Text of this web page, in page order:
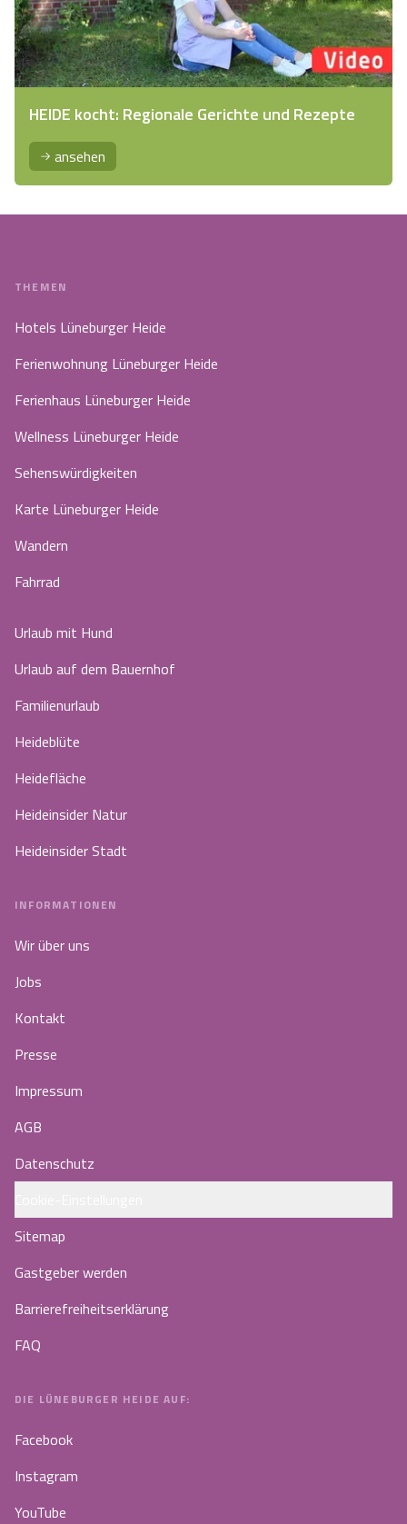
HEIDE kocht: Regionale Gerichte und Rezepte
ansehen
THEMEN
Hotels Lüneburger Heide
Ferienwohnung Lüneburger Heide
Ferienhaus Lüneburger Heide
Wellness Lüneburger Heide
Sehenswürdigkeiten
Karte Lüneburger Heide
Wandern
Fahrrad
Urlaub mit Hund
Urlaub auf dem Bauernhof
Familienurlaub
Heideblüte
Heidefläche
Heideinsider Natur
Heideinsider Stadt
INFORMATIONEN
Wir über uns
Jobs
Kontakt
Presse
Impressum
AGB
Datenschutz
Sitemap
Gastgeber werden
Barrierefreiheitserklärung
FAQ
DIE LÜNEBURGER HEIDE AUF:
Facebook
Instagram
YouTube